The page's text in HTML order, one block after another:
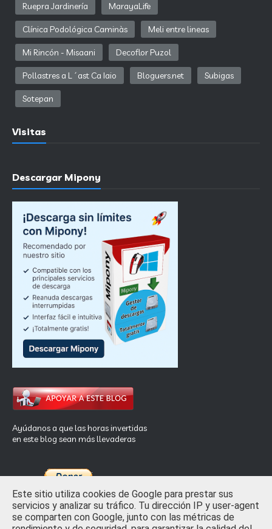
Ruepra Jardinería MarayaLife
Clínica Podológica Caminàs Meli entre lineas
Mi Rincón - Misaani Decoflor Puzol
Pollastres a L´ast Ca Iaio Bloguers.net Subigas
Sotepan
Visitas
Descargar Mipony
Ayúdanos a que las horas invertidas
en este blog sean más llevaderas
Este sitio utiliza cookies de Google para prestar sus
servicios y analizar su tráfico. Tu dirección IP y user-agent
se comparten con Google, junto con las métricas de